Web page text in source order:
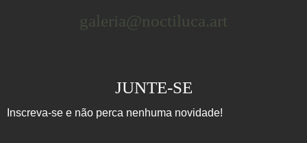
galeria@noctiluca.art
JUNTE-SE
Inscreva-se e não perca nenhuma novidade!